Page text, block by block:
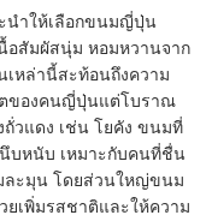
ำให้เลือกขนมญี่ปุ่น
อสัมผัสนุ่ม หอมหวานจาก
หล่านี้สะท้อนถึงความ
ของคนญี่ปุ่นแต่โบราณ
ถั่วแดง เช่น โยคัง ขนมที่
บหนับ เหมาะกับคนที่ชื่น
ละมุน โดยส่วนใหญ่ขนม
เพิ่มรสชาติและให้ความ